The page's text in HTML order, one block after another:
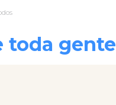
toda gente